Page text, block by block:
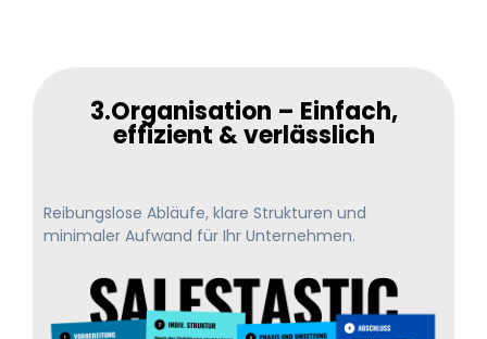
3.Organisation – Einfach,
effizient & verlässlich
Reibungslose Abläufe, klare Strukturen und
minimaler Aufwand für Ihr Unternehmen.